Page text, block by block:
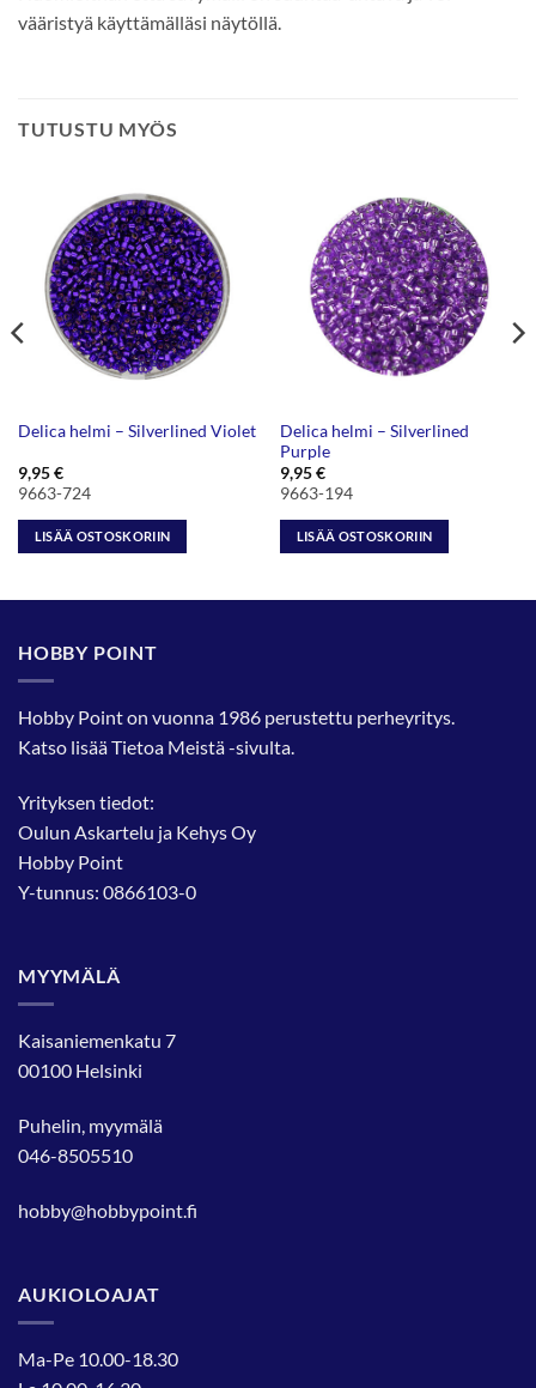
vääristyä käyttämälläsi näytöllä.
TUTUSTU MYÖS
Delica helmi – Silverlined Violet
9,95€
9663-724
LISÄÄ OSTOSKORIIN
Delica helmi – Silverlined
Purple
9,95€
9663-194
LISÄÄ OSTOSKORIIN
HOBBY POINT
Hobby Point on vuonna 1986 perustettu perheyritys.
Katso lisääTietoa Meistä-sivulta.
Yrityksen tiedot:
Oulun Askartelu ja Kehys Oy
Hobby Point
Y-tunnus: 0866103-0
MYYMÄLÄ
Kaisaniemenkatu 7
00100 Helsinki
Puhelin, myymälä
046-8505510
hobby@hobbypoint.fi
AUKIOLOAJAT
Ma-Pe 10.00-18.30